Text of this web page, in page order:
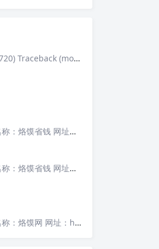
Traceback (most recent
tb-m.luomor.com/ 已添加文心AIGC
tb-m.luomor.com/ 已添加烙馍网
www.luomor.com/ 已添加文心AIGC